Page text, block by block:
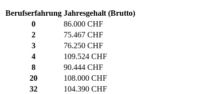
Berufserfahrung Jahresgehalt (Brutto)
0
86.000 CHF
2
75.467 CHF
3
76.250 CHF
4
109.524 CHF
8
90.444 CHF
20
108.000 CHF
32
104.390 CHF